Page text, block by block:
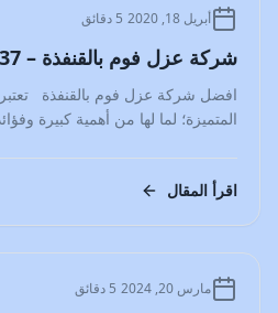
المدونة
أبريل 18, 2020 5 دقائق
شركة عزل فوم بالقنفذة – 0506422437
افضل شركة عزل فوم بالقنفذة تعتبر
المتميزة؛ لما لها من أهمية كبيرة
اقرأ المقال
المدونة
مارس 20, 2024 5 دقائق